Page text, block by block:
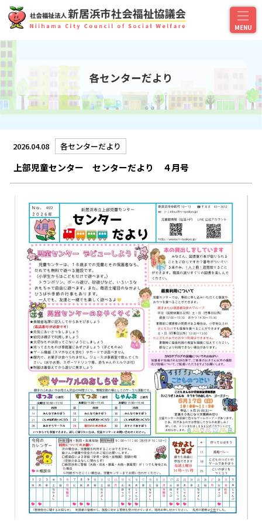
各センターだより
2026.04.08 各センターだより
上部児童センター センターだより ４月号